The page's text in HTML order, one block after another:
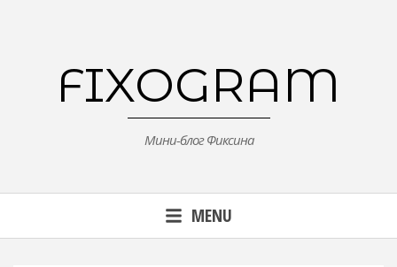
FIXOGRAM
Мини-блог Фиксина
MENU